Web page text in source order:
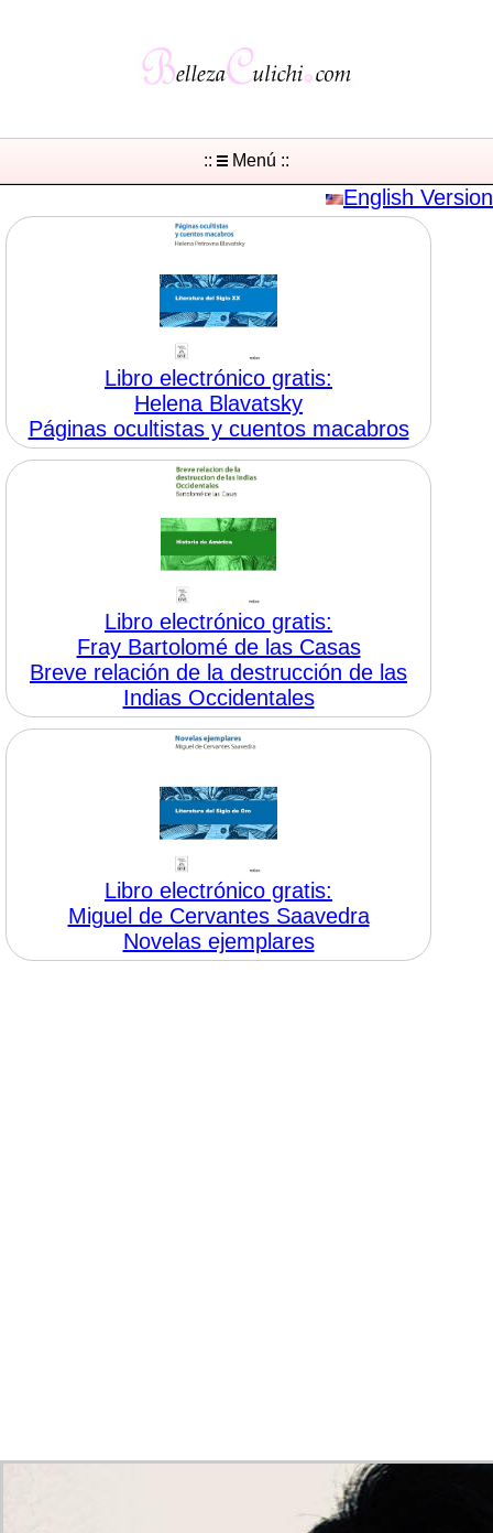
:: Menú ::
English Version
Libro electrónico gratis:
Helena Blavatsky
Páginas ocultistas y cuentos macabros
Libro electrónico gratis:
Fray Bartolomé de las Casas
Breve relación de la destrucción de las
Indias Occidentales
Libro electrónico gratis:
Miguel de Cervantes Saavedra
Novelas ejemplares